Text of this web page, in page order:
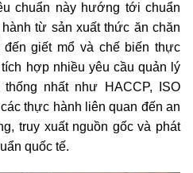
chuẩn này hướng tới chuẩn
từ sản xuất thức ăn chăn
giết mổ và chế biến thực
hợp nhiều yêu cầu quản lý
nhất như HACCP, ISO
thực hành liên quan đến an
truy xuất nguồn gốc và phát
quốc tế.